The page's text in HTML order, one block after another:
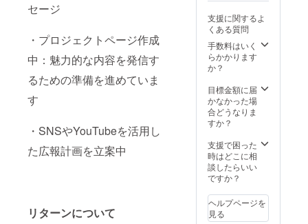
セージ
・プロジェクトページ作成
中：魅力的な内容を発信す
るための準備を進めていま
す
・SNSやYouTubeを活用し
た広報計画を立案中
リターンについて
支援に関するよ
くある質問
手数料はいく
らかかります
か？
目標金額に届
かなかった場
合どうなりま
すか？
支援で困った
時はどこに相
談したらいい
ですか？
ヘルプページを
見る